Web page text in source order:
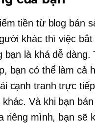
tiền từ blog bán
khác thì việc bắt
bạn là khá dễ dàng.
bạn có thể làm cả
cạnh tranh trực
Và khi bạn
riêng mình, bạn sẽ